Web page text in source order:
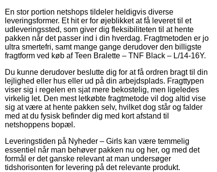
En stor portion netshops tildeler heldigvis diverse
leveringsformer. Et hit er for øjeblikket at få leveret til et
udleveringssted, som giver dig fleksibiliteten til at hente
pakken når det passer ind i din hverdag. Fragtmetoden er jo
ultra smertefri, samt mange gange derudover den billigste
fragtform ved køb af Teen Bralette – TNF Black – L/14-16Y.
Du kunne derudover beslutte dig for at få ordren bragt til din
lejlighed eller hus eller ud på din arbejdsplads. Fragttypen
viser sig i regelen en sjat mere bekostelig, men ligeledes
virkelig let. Den mest letkøbte fragtmetode vil dog altid vise
sig at være at hente pakken selv, hvilket dog står og falder
med at du fysisk befinder dig med kort afstand til
netshoppens bopæl.
Leveringstiden på Nyheder – Girls kan være temmelig
essentiel når man behøver pakken nu og her, og med det
formål er det ganske relevant at man undersøger
tidshorisonten for levering på det relevante produkt.